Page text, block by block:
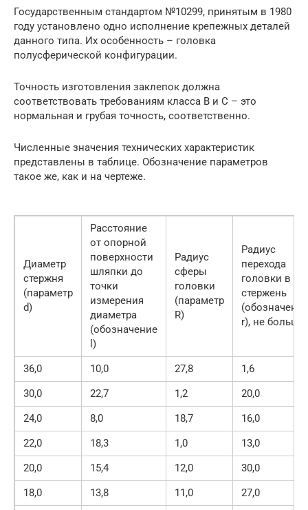
Государственным стандартом №10299, принятым в 1980
году установлено одно исполнение крепежных деталей
данного типа. Их особенность – головка
полусферической конфигурации.
Точность изготовления заклепок должна
соответствовать требованиям класса В и С – это
нормальная и грубая точность, соответственно.
Численные значения технических характеристик
представлены в таблице. Обозначение параметров
такое же, как и на чертеже.
Диаметр
стержня
(параметр
d)
Расстояние
от опорной
поверхности
шляпки до
точки
измерения
диаметра
(обозначение
l)
Радиус
сферы
головки
(параметр
R)
Радиус
перехода
головки в
стержень
(обозначение
r), не больше
36,0 10,0 27,8
1,6
30,0
22,7 1,2
20,0
24,0
8,0 18,7
16,0
22,0
18,3 1,0
13,0
20,0
15,4 12,0
30,0
18,0
13,8 11,0
27,0